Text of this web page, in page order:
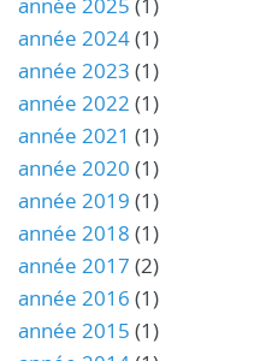
année 2024(1)
année 2023 (1)
année 2022 (1)
année 2021 (1)
année 2020 (1)
année 2019 (1)
année 2018 (1)
année 2017 (2)
année 2016 (1)
année 2015 (1)